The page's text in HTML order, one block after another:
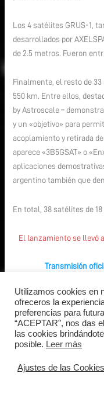
Los 4 satélites GRUS-1,
desarrollados por
de 2.5 metros. Fueron
Finalmente, el resto de
550 km. Entre ellos,
by Astroscale –
y un «objetivo» para
acoplamiento y retirada
aparece «3B5GSAT» o
aplicaciones
argentino también que
En total, 38 satélites de
El lanzamiento se llevó
Transmisión
Para más información
Cohete Soyuz-
Proveedor
Utilizamos cookies en
ofreceros la
preferencias para
“ACEPTAR”, nos das
las cookies
posible. Leer más
Ajustes de las Cookies